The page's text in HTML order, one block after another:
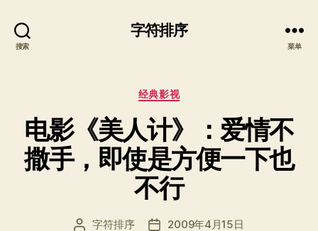
搜索
字符排序
菜单
分
经典影视
电影《美人计》：爱情不
撒手，即使是方便一下也
不行
文 字符排序
发 2009年4月15日